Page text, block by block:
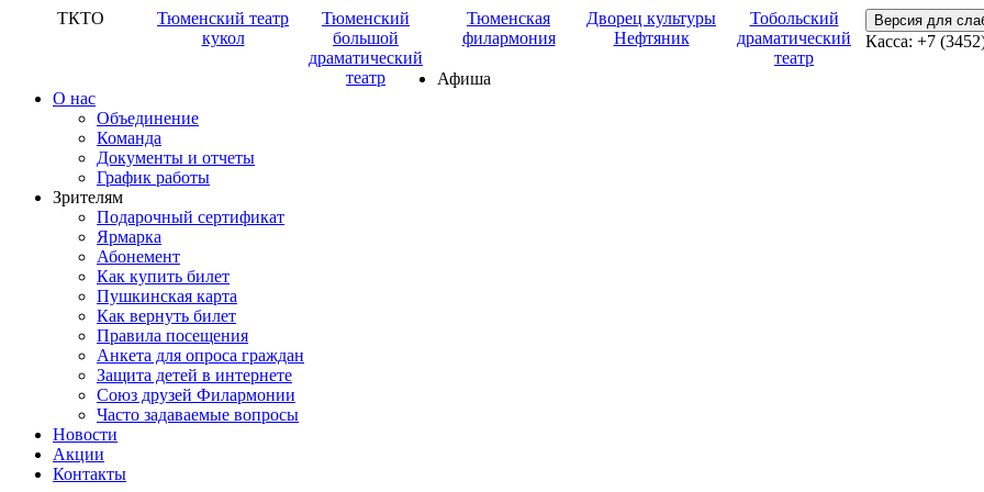
ТКТО
Тюменский театр
кукол
Тюменский
большой
драматический
театр
Тюменская
филармония
Дворец культуры
Нефтяник
Тобольский
драматический
театр
Версия для
Касса: +7
Афиша
О нас
Объединение
Команда
Документы и отчеты
График работы
Зрителям
Подарочный сертификат
Ярмарка
Абонемент
Как купить билет
Пушкинская карта
Как вернуть билет
Правила посещения
Анкета для опроса граждан
Защита детей в интернете
Союз друзей Филармонии
Часто задаваемые вопросы
Новости
Акции
Контакты